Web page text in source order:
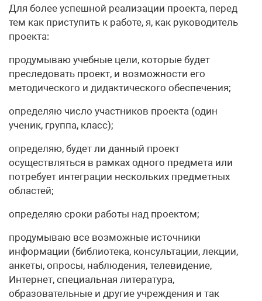
Для более успешной реализации проекта, перед
тем как приступить к работе, я, как руководитель
проекта:
продумываю учебные цели, которые будет
преследовать проект, и возможности его
методического и дидактического обеспечения;
определяю число участников проекта (один
ученик, группа, класс);
определяю, будет ли данный проект
осуществляться в рамках одного предмета или
потребует интеграции нескольких предметных
областей;
определяю сроки работы над проектом;
продумываю все возможные источники
информации (библиотека, консультации, лекции,
анкеты, опросы, наблюдения, телевидение,
Интернет, специальная литература,
образовательные и другие учреждения и так